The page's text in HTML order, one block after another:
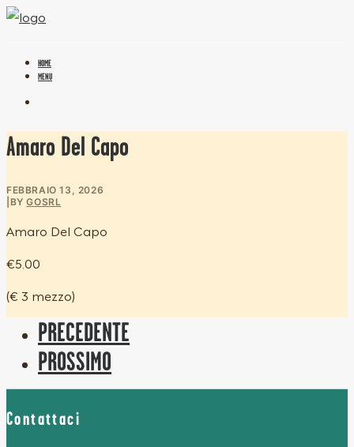
HOME
MENU
Amaro Del Capo
FEBBRAIO 13, 2026
BYGOSRL
Amaro Del Capo
€5.00
(€ 3 mezzo)
PRECEDENTE
PROSSIMO
Contattaci